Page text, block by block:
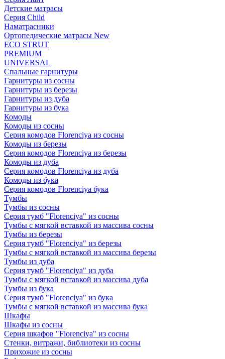
Детские матрасы
Серия Child
Наматрасники
Ортопедические матрасы New
ECO STRUT
PREMIUM
UNIVERSAL
Спальные гарнитуры
Гарнитуры из сосны
Гарнитуры из березы
Гарнитуры из дуба
Гарнитуры из бука
Комоды
Комоды из сосны
Серия комодов Florenciya из сосны
Комоды из березы
Серия комодов Florenciya из березы
Комоды из дуба
Серия комодов Florenciya из дуба
Комоды из бука
Серия комодов Florenciya бука
Тумбы
Тумбы из сосны
Серия тумб "Florenciya" из сосны
Тумбы с мягкой вставкой из массива сосны
Тумбы из березы
Серия тумб "Florenciya" из березы
Тумбы с мягкой вставкой из массива березы
Тумбы из дуба
Серия тумб "Florenciya" из дуба
Тумбы с мягкой вставкой из массива дуба
Тумбы из бука
Серия тумб "Florenciya" из бука
Тумбы с мягкой вставкой из массива бука
Шкафы
Шкафы из сосны
Серия шкафов "Florenciya" из сосны
Стенки, витражи, библиотеки из сосны
Прихожие из сосны